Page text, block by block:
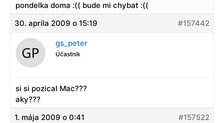
pondelka doma :(( bude mi chybat :((
30. apríla 2009 o 15:19
#157442
gs_peter
Účastník
si si pozical Mac???
aky???
1. mája 2009 o 0:41
#157522